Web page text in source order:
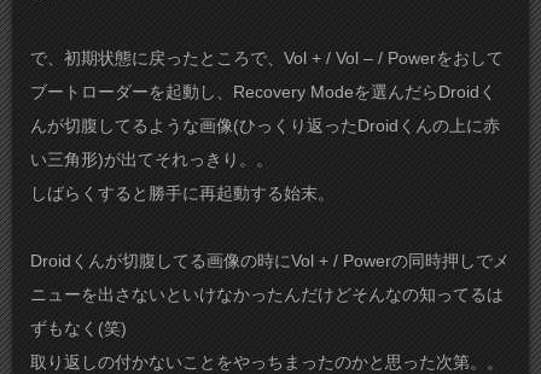
で、初期状態に戻ったところで、Vol + / Vol – / Powerをおして
ブートローダーを起動し、Recovery Modeを選んだらDroidく
んが切腹してるような画像(ひっくり返ったDroidくんの上に赤
い三角形)が出てそれっきり。。
しばらくすると勝手に再起動する始末。
Droidくんが切腹してる画像の時にVol + / Powerの同時押しでメ
ニューを出さないといけなかったんだけどそんなの知ってるは
ずもなく(笑)
取り返しの付かないことをやっちまったのかと思った次第。。